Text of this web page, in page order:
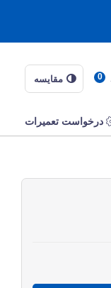
0 مقایسه
درخواست تعمیرات